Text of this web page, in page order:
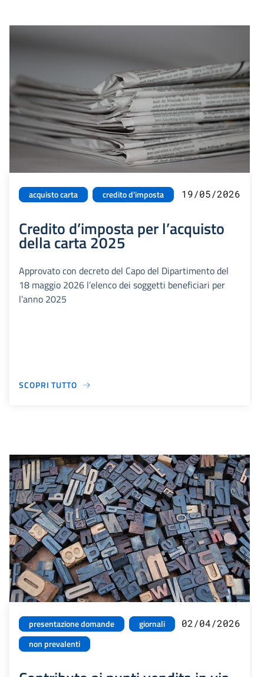
acquisto carta credito d'imposta 19/05/2026
Credito d’imposta per l’acquisto
della carta 2025
Approvato con decreto del Capo del Dipartimento del
18 maggio 2026 l’elenco dei soggetti beneficiari per
l’anno 2025
SCOPRI TUTTO
presentazione domande
giornali
non prevalenti
02/04/2026